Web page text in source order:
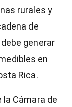
rurales y
de
generar
en
Rica.
Cámara de